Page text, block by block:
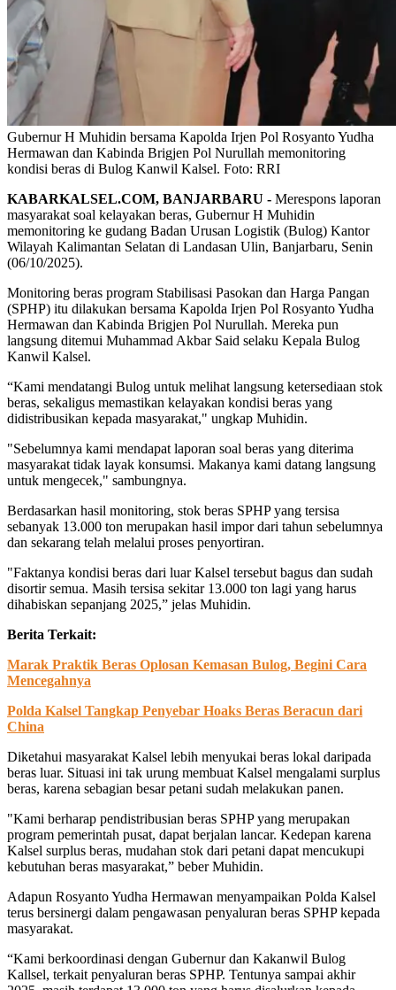
Gubernur H Muhidin bersama Kapolda Irjen Pol Rosyanto Yudha
Hermawan dan Kabinda Brigjen Pol Nurullah memonitoring
kondisi beras di Bulog Kanwil Kalsel. Foto: RRI
KABARKALSEL.COM, BANJARBARU - Merespons laporan
masyarakat soal kelayakan beras, Gubernur H Muhidin
memonitoring ke gudang Badan Urusan Logistik (Bulog) Kantor
Wilayah Kalimantan Selatan di Landasan Ulin, Banjarbaru, Senin
(06/10/2025).
Monitoring beras program Stabilisasi Pasokan dan Harga Pangan
(SPHP) itu dilakukan bersama Kapolda Irjen Pol Rosyanto Yudha
Hermawan dan Kabinda Brigjen Pol Nurullah. Mereka pun
langsung ditemui Muhammad Akbar Said selaku Kepala Bulog
Kanwil Kalsel.
“Kami mendatangi Bulog untuk melihat langsung ketersediaan stok
beras, sekaligus memastikan kelayakan kondisi beras yang
didistribusikan kepada masyarakat," ungkap Muhidin.
"Sebelumnya kami mendapat laporan soal beras yang diterima
masyarakat tidak layak konsumsi. Makanya kami datang langsung
untuk mengecek," sambungnya.
Berdasarkan hasil monitoring, stok beras SPHP yang tersisa
sebanyak 13.000 ton merupakan hasil impor dari tahun sebelumnya
dan sekarang telah melalui proses penyortiran.
"Faktanya kondisi beras dari luar Kalsel tersebut bagus dan sudah
disortir semua. Masih tersisa sekitar 13.000 ton lagi yang harus
dihabiskan sepanjang 2025,” jelas Muhidin.
Berita Terkait:
Marak Praktik Beras Oplosan Kemasan Bulog, Begini Cara
Mencegahnya
Polda Kalsel Tangkap Penyebar Hoaks Beras Beracun dari
China
Diketahui masyarakat Kalsel lebih menyukai beras lokal daripada
beras luar. Situasi ini tak urung membuat Kalsel mengalami surplus
beras, karena sebagian besar petani sudah melakukan panen.
"Kami berharap pendistribusian beras SPHP yang merupakan
program pemerintah pusat, dapat berjalan lancar. Kedepan karena
Kalsel surplus beras, mudahan stok dari petani dapat mencukupi
kebutuhan beras masyarakat,” beber Muhidin.
Adapun Rosyanto Yudha Hermawan menyampaikan Polda Kalsel
terus bersinergi dalam pengawasan penyaluran beras SPHP kepada
masyarakat.
“Kami berkoordinasi dengan Gubernur dan Kakanwil Bulog
Kallsel, terkait penyaluran beras SPHP. Tentunya sampai akhir